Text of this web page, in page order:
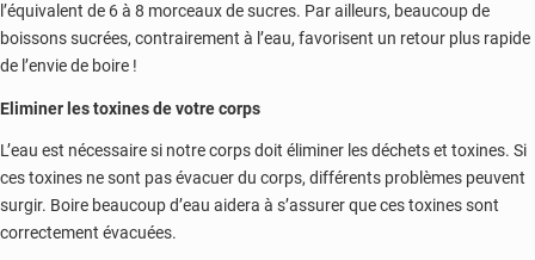
l’équivalent de 6 à 8 morceaux de sucres. Par ailleurs, beaucoup de
boissons sucrées, contrairement à l’eau, favorisent un retour plus rapide
de l’envie de boire !
Eliminer les toxines de votre corps
L’eau est nécessaire si notre corps doit éliminer les déchets et toxines. Si
ces toxines ne sont pas évacuer du corps, différents problèmes peuvent
surgir. Boire beaucoup d’eau aidera à s’assurer que ces toxines sont
correctement évacuées.